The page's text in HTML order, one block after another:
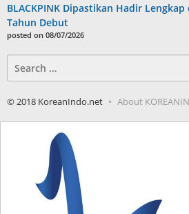
BLACKPINK Dipastikan Hadir
Tahun Debut
posted on 08/07/2026
for:
© 2018 KoreanIndo.net About